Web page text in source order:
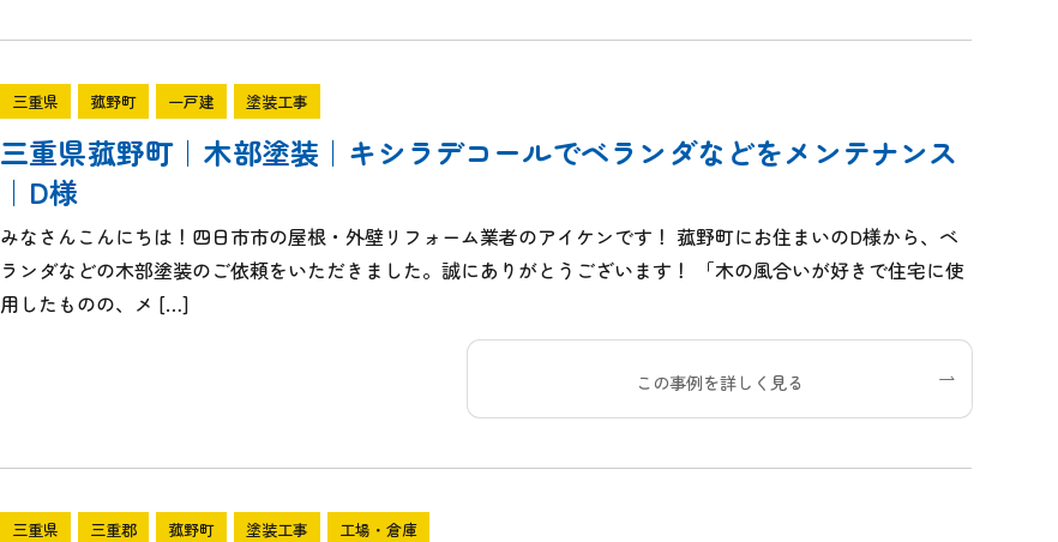
三重県 菰野町 一戸建 塗装工事
三重県菰野町｜木部塗装｜キシラデコールでベランダなどをメンテナンス
｜D様
みなさんこんにちは！四日市市の屋根・外壁リフォーム業者のアイケンです！ 菰野町にお住まいのD様から、ベ
ランダなどの木部塗装のご依頼をいただきました。誠にありがとうございます！ 「木の風合いが好きで住宅に使
用したものの、メ […]
この事例を詳しく見る
三重県 三重郡 菰野町 塗装工事 工場・倉庫